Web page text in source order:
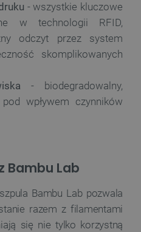
- wszystkie kluczowe
w technologii RFID,
odczyt przez system
skomplikowanych
- biodegradowalny,
wpływem czynników
Bambu Lab
Bambu Lab pozwala
razem z filamentami
się nie tylko korzystną